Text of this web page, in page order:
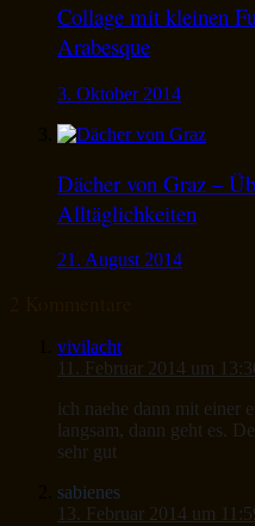
Collage mit kleinen
Arabesque
3. Oktober 2014
Dächer von Graz –
Alltäglichkeiten
21. August 2014
vivilacht
11. Februar 2014 um
ich naehe dann mit einer
langsam, dann geht es.
sehr gut
sabienes
13. Februar 2014 um